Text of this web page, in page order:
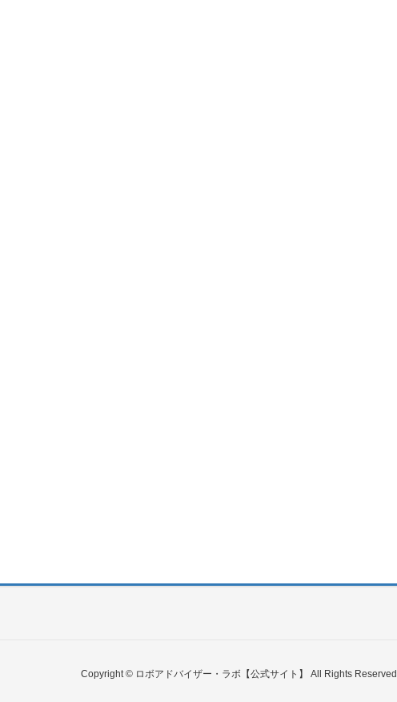
Copyright © ロボアドバイザー・ラボ【公式サイト】 All Rights Reserved.